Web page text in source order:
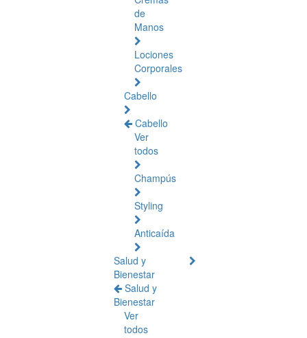
de
Manos
Lociones
Corporales
Cabello
Cabello
Ver
todos
Champús
Styling
Anticaída
Salud y
Bienestar
Salud y
Bienestar
Ver
todos